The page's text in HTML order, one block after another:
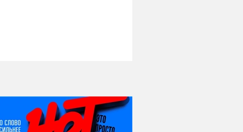
НИ ДНЯ БЕЗ ДАТЫ...
08 августа